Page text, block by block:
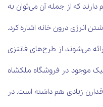
که از جمله آن می‌توان به
انرژی درون خانه اشاره کرد.
می‌شوند از طرح‌های فانتزی
موجود در فروشگاه ملکشاه
که طرافدارن زیادی هم داشته است. در